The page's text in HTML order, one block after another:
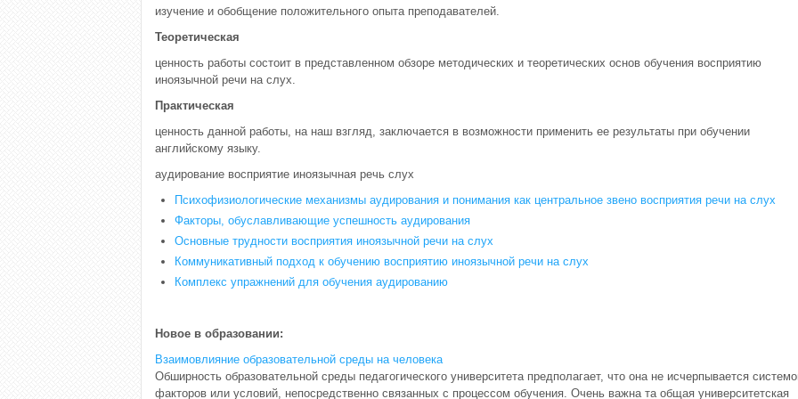
изучение и обобщение положительного опыта преподавателей.
Теоретическая
ценность работы состоит в представленном обзоре методических и теоретических основ обучения восприятию
иноязычной речи на слух.
Практическая
ценность данной работы, на наш взгляд, заключается в возможности применить ее результаты при обучении
английскому языку.
аудирование восприятие иноязычная речь слух
Психофизиологические механизмы аудирования и понимания как центральное звено восприятия речи на слух
Факторы, обуславливающие успешность аудирования
Основные трудности восприятия иноязычной речи на слух
Коммуникативный подход к обучению восприятию иноязычной речи на слух
Комплекс упражнений для обучения аудированию
Новое в образовании:
Взаимовлияние образовательной среды на человека
Обширность образовательной среды педагогического университета предполагает, что она не исчерпывается
факторов или условий, непосредственно связанных с процессом обучения. Очень важна та общая университетская